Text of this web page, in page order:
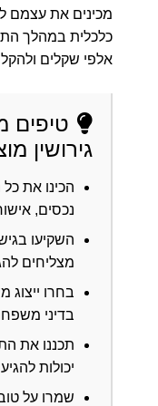
מכינים את עצמם
כלכלית במהלך
אלפי שקלים
טיפים
גירושין
הכינו את
נכסים,
השקיעו
מצליחים
בחרו
בדיני
תכננו את
יכולות להגיע ל־150,000 שקל
שמרו על